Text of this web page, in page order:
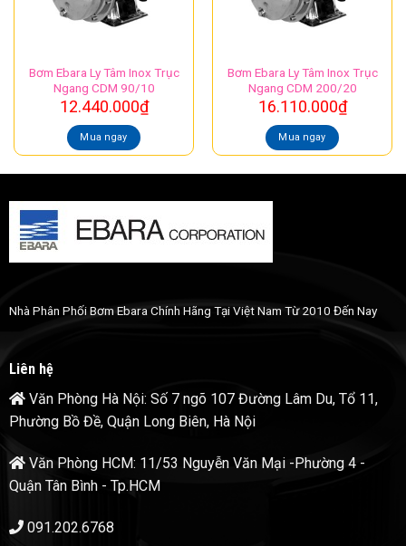
Bơm Ebara Ly Tâm Inox Trục
Ngang CDM 90/10
12.440.000₫
Mua ngay
Bơm Ebara Ly Tâm Inox Trục
Ngang CDM 200/20
16.110.000₫
Mua ngay
Nhà Phân Phối Bơm Ebara Chính Hãng Tại Việt Nam Từ 2010 Đến Nay
Liên hệ
Văn Phòng Hà Nội: Số 7 ngõ 107 Đường Lâm Du, Tổ 11,
Phường Bồ Đề, Quận Long Biên, Hà Nội
Văn Phòng HCM: 11/53 Nguyễn Văn Mại -Phường 4 -
Quận Tân Bình - Tp.HCM
091.202.6768